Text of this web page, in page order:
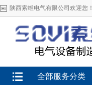
陕西索维电气有限公司欢迎您！
全部服务分类